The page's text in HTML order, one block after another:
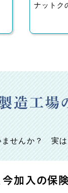
ナットク
造工場
せんか？ 実は
加入の保